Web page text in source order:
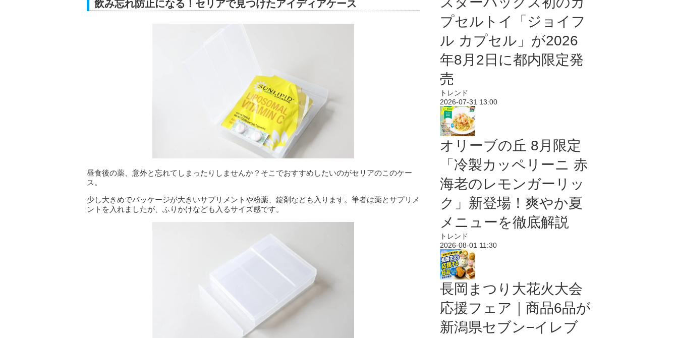
飲み忘れ防止になる！セリアで見つけたアイディアケース
昼食後の薬、意外と忘れてしまったりしませんか？そこでおすすめしたいのがセリアのこのケー
ス。
少し大きめでパッケージが大きいサプリメントや粉薬、錠剤なども入ります。筆者は薬とサプリメ
ントを入れましたが、ふりかけなども入るサイズ感です。
プセルトイ「ジョイフ
ル カプセル」が2026
年8月2日に都内限定発
売
トレンド
2026-07-31 13:00
オリーブの丘 8月限定
「冷製カッペリーニ 赤
海老のレモンガーリッ
ク」新登場！爽やか夏
メニューを徹底解説
トレンド
2026-08-01 11:30
長岡まつり大花火大会
応援フェア｜商品6品が
新潟県セブン−イレブ